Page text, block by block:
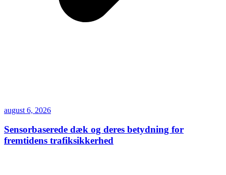
august 6, 2026
Sensorbaserede dæk og deres betydning for
fremtidens trafiksikkerhed